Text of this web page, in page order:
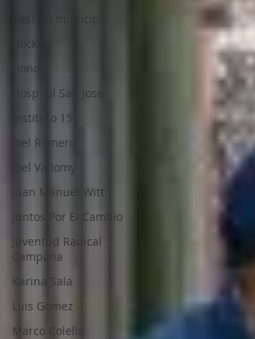
Hockey
Honda
Hospital San Jose
Instituto 15
Joel Romero
Joel Vallomy
Juan Manuel Witt
Juntos Por El Cambio
Juventud Radical
Campana
Karina Sala
Luis Gomez
Marco Colella